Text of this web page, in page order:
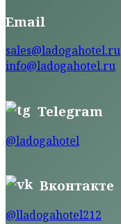
Email
sales@ladogahotel.ru
info@ladogahotel.ru
Telegram
@ladogahotel
Вконтакте
@lladogahotel212